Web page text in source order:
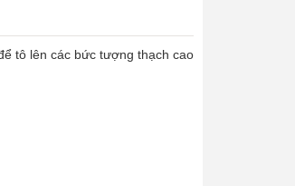
tô lên các bức tượng thạch cao